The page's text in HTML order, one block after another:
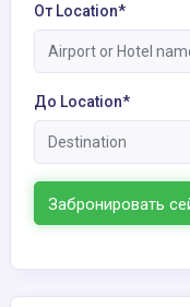
От Location*
До Location*
Забронировать